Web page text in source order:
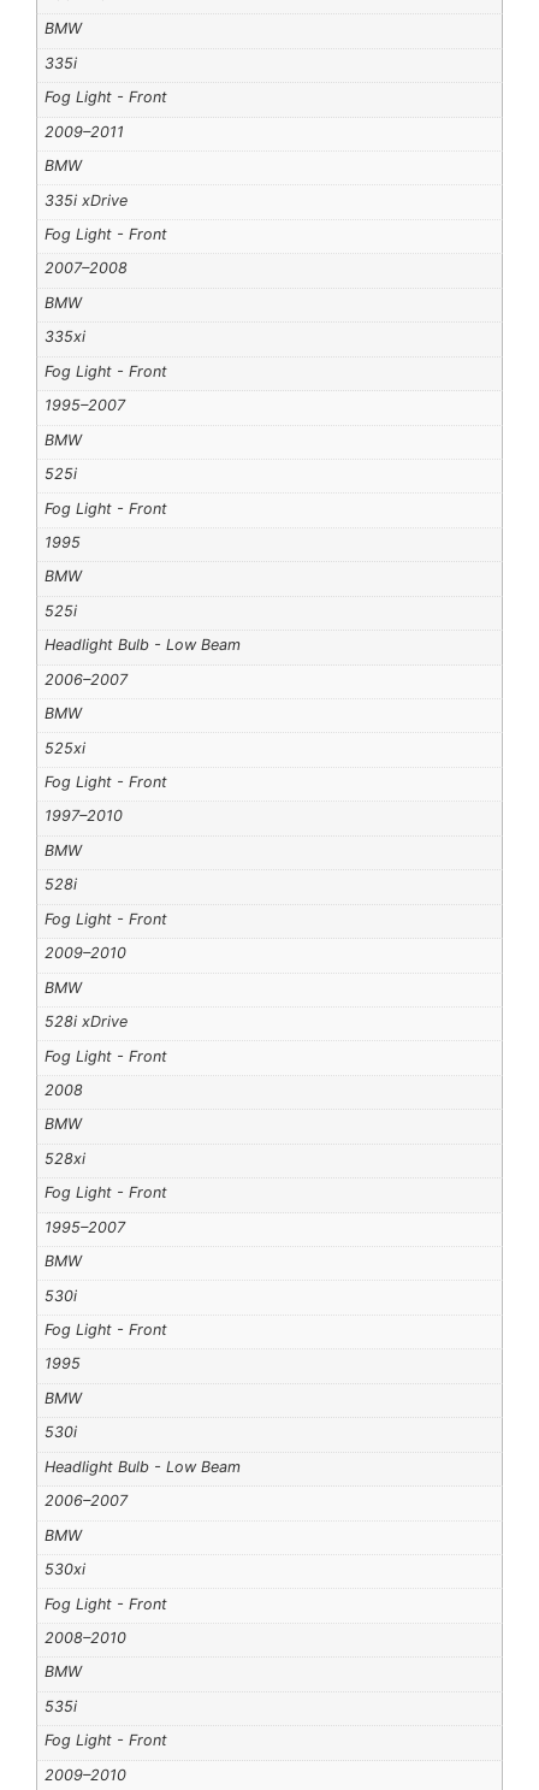
BMW
335i
Fog Light - Front
2009–2011
BMW
335i xDrive
Fog Light - Front
2007–2008
BMW
335xi
Fog Light - Front
1995–2007
BMW
525i
Fog Light - Front
1995
BMW
525i
Headlight Bulb - Low Beam
2006–2007
BMW
525xi
Fog Light - Front
1997–2010
BMW
528i
Fog Light - Front
2009–2010
BMW
528i xDrive
Fog Light - Front
2008
BMW
528xi
Fog Light - Front
1995–2007
BMW
530i
Fog Light - Front
1995
BMW
530i
Headlight Bulb - Low Beam
2006–2007
BMW
530xi
Fog Light - Front
2008–2010
BMW
535i
Fog Light - Front
2009–2010